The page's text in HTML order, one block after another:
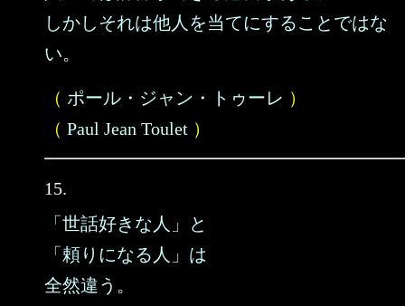
しかしそれは他人を当てにすることではな
い。
（ ポール・ジャン・トゥーレ ）
（ Paul Jean Toulet ）
15.
「世話好きな人」と
「頼りになる人」は
全然違う。